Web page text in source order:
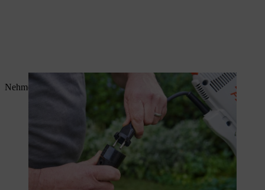
Nehmen Sie einen sicheren und festen Stand ein.